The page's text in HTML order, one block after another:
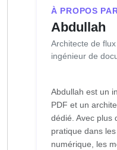
À PROPOS
Abdullah
Architecte de
ingénieur de
Abdullah est un
PDF et un
dédié. Avec plus
pratique dans
numérique, les